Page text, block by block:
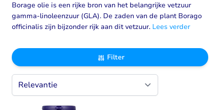
Borage olie is een rijke bron van het belangrijke vetzuur
gamma-linoleenzuur (GLA). De zaden van de plant Borago
officinalis zijn bijzonder rijk aan dit vetzuur. Lees verder
Filter